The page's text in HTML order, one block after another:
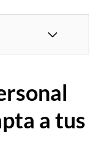
a tus